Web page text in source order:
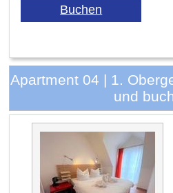
Apartment 04 | 1.
und